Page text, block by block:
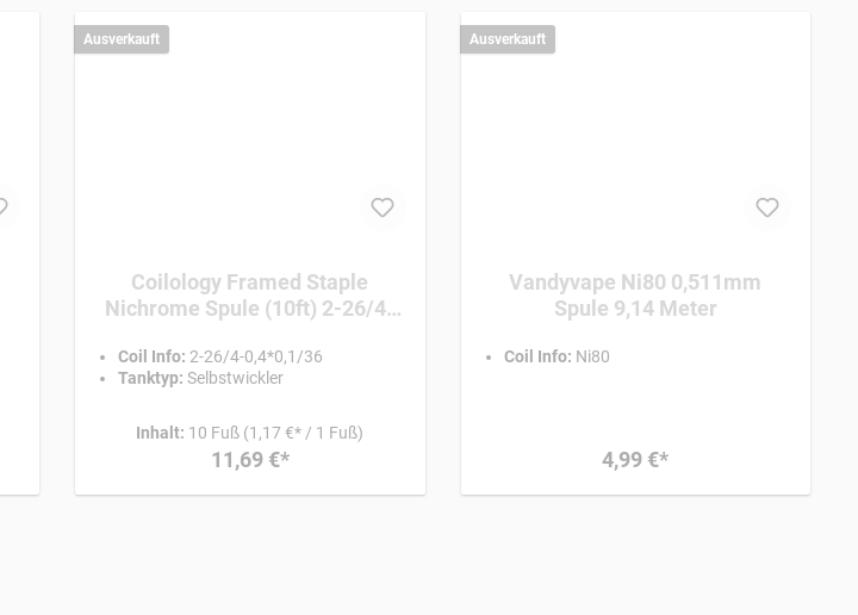
Ausverkauft
Coilology Framed Staple
Nichrome Spule (10ft) 2-26/4-
Coil Info: 2-26/4-0,4*0,1/36
Tanktyp: Selbstwickler
Inhalt: 10 Fuß (1,17 €* / 1 Fuß)
11,69 €*
Ausverkauft
Vandyvape Ni80 0,511mm
Spule 9,14 Meter
Coil Info: Ni80
4,99 €*